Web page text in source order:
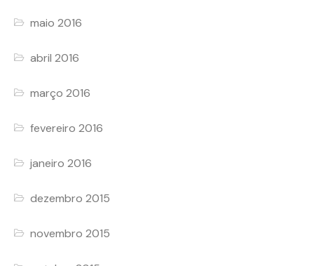
maio 2016
abril 2016
março 2016
fevereiro 2016
janeiro 2016
dezembro 2015
novembro 2015